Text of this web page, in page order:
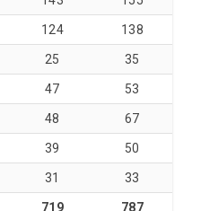
124 138
25 35
47 53
48 67
39 50
31 33
719 787